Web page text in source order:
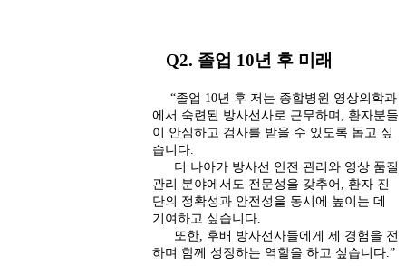
Q2. 졸업 10년 후 미래
“졸업 10년 후 저는 종합병원 영상의학과
에서 숙련된 방사선사로 근무하며, 환자분들
이 안심하고 검사를 받을 수 있도록 돕고 싶
습니다.
더 나아가 방사선 안전 관리와 영상 품질
관리 분야에서도 전문성을 갖추어, 환자 진
단의 정확성과 안전성을 동시에 높이는 데
기여하고 싶습니다.
또한, 후배 방사선사들에게 제 경험을 전
하며 함께 성장하는 역할을 하고 싶습니다.”